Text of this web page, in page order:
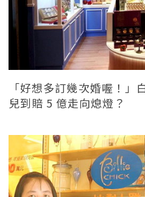
「好想多訂幾次婚喔！
兒到賠 5 億走向熄燈？